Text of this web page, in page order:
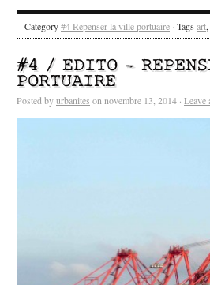
Category#4 Repenser la ville portuaire · Tags art,
#4 / EDITO –
PORTUAIRE
Posted byurbanites on novembre 13, 2014 · Leave